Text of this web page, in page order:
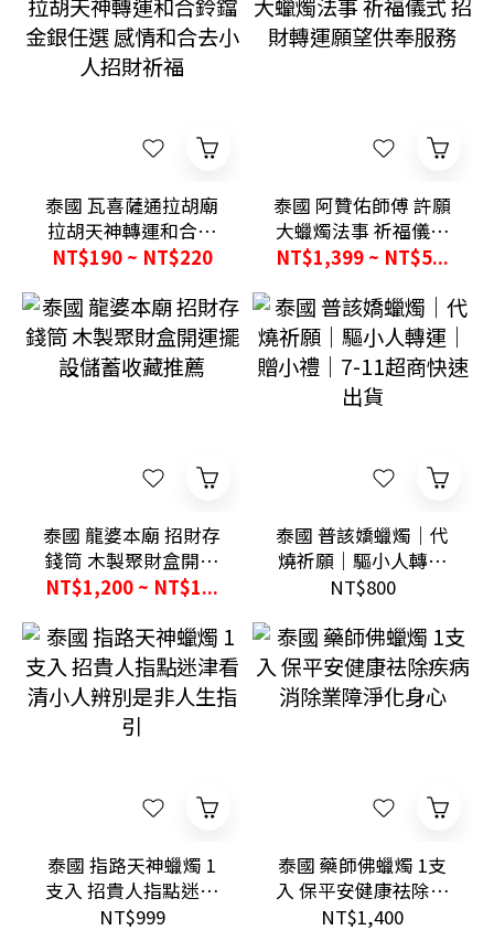
泰國 瓦喜薩通拉胡廟
拉胡天神轉運和合鈴
鐺 金銀任選 感情和合
NT$190 ~ NT$220
泰國 阿贊佑師傅 許願
大蠟燭法事 祈福儀式
招財轉運願望供奉服
NT$1,399 ~ NT$5...
泰國 龍婆本廟 招財存
錢筒 木製聚財盒開運
擺設儲蓄收藏推薦
NT$1,200 ~ NT$1...
泰國 普該嬌蠟燭｜代
燒祈願｜驅小人轉運
｜贈小禮｜7-11超商快
NT$800
泰國 指路天神蠟燭 1
支入 招貴人指點迷津
看清小人辨別是非人
NT$999
泰國 藥師佛蠟燭 1支
入 保平安健康祛除疾
病消除業障淨化身心
NT$1,400